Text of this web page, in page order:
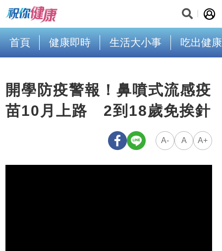
首頁 健康即時 生活大小事 吃出健康
開學防疫警報！鼻噴式流感疫
苗10月上路 2到18歲免挨針
A- A A+